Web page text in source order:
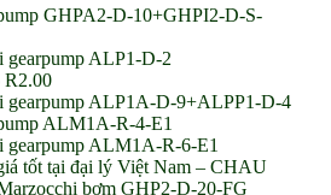
GHPA2-D-10+GHPI2-D-S-
gearpump ALP1-D-2
R2.00
gearpump ALP1A-D-9+ALPP1-D-4
ALM1A-R-4-E1
gearpump ALM1A-R-6-E1
tốt tại đại lý Việt Nam – CHAU
bơm GHP2-D-20-FG